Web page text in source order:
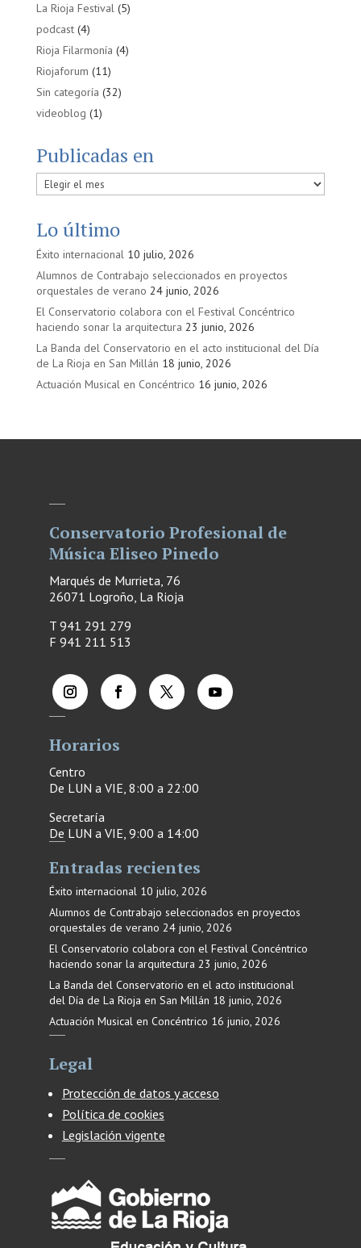
La Rioja Festival(5)
podcast(4)
Rioja Filarmonía (4)
Riojaforum (11)
Sin categoría (32)
videoblog (1)
Publicadas en
Publicadas
en
Lo último
Éxito internacional 10 julio, 2026
Alumnos de Contrabajo seleccionados en proyectos
orquestales de verano 24 junio, 2026
El Conservatorio colabora con el Festival Concéntrico
haciendo sonar la arquitectura 23 junio, 2026
La Banda del Conservatorio en el acto institucional del Día
de La Rioja en San Millán 18 junio, 2026
Actuación Musical en Concéntrico 16 junio, 2026
Conservatorio Profesional de
Música Eliseo Pinedo
Marqués de Murrieta, 76
26071 Logroño, La Rioja
T 941 291 279
F 941 211 513
Horarios
Centro
De LUN a VIE, 8:00 a 22:00
Secretaría
De LUN a VIE, 9:00 a 14:00
Entradas recientes
Éxito internacional 10 julio, 2026
Alumnos de Contrabajo seleccionados en proyectos
orquestales de verano 24 junio, 2026
El Conservatorio colabora con el Festival Concéntrico
haciendo sonar la arquitectura 23 junio, 2026
La Banda del Conservatorio en el acto institucional
del Día de La Rioja en San Millán 18 junio, 2026
Actuación Musical en Concéntrico 16 junio, 2026
Legal
Protección de datos y acceso
Política de cookies
Legislación vigente